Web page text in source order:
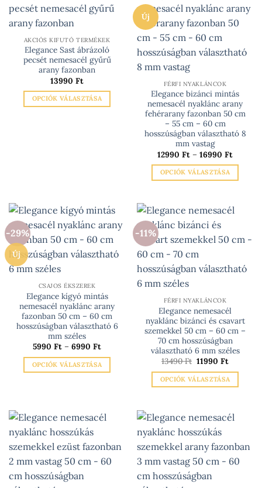
több
A
változatok
a
termékoldalon
választhatók
ki
termékoldalon
választhatók
ki
AKCIÓS KIFUTÓ TERMÉKEK
Elegance Sast ábrázoló
pecsét nemesacél gyűrű
arany fazonban
13990 Ft
OPCIÓK VÁLASZTÁSA
a
termékoldalon
választhatók
Új
FÉRFI NYAKLÁNCOK
Elegance bizánci mintás
nemesacél nyaklánc arany
fehérarany fazonban 50 cm
– 55 cm – 60 cm
hosszúságban választható 8
mm vastag
12990 Ft – 16990 Ft
-
OPCIÓK VÁLASZTÁSA
terméknek
több
variációja
A
változatok
termékoldalon
választhatók
ki
-29%
Új
CSAJOS ÉKSZEREK
Elegance kígyó mintás
nemesacél nyaklánc arany
fazonban 50 cm – 60 cm
hosszúságban választható 6
mm széles
5990 Ft – 6990 FtÁrtartomány:
-
6990 Ft
OPCIÓK VÁLASZTÁSA
több
variációja
van.
A
változatok
a
-11%
FÉRFI NYAKLÁNCOK
Elegance nemesacél
nyaklánc bizánci és csavart
szemekkel 50 cm – 60 cm –
70 cm hosszúságban
választható 6 mm széles
13490Ft Original
price
was:
13490 Ft.
11990FtCurrent
is:
11990 Ft.
OPCIÓK VÁLASZTÁSA
terméknek
több
variációja
van.
A
változatok